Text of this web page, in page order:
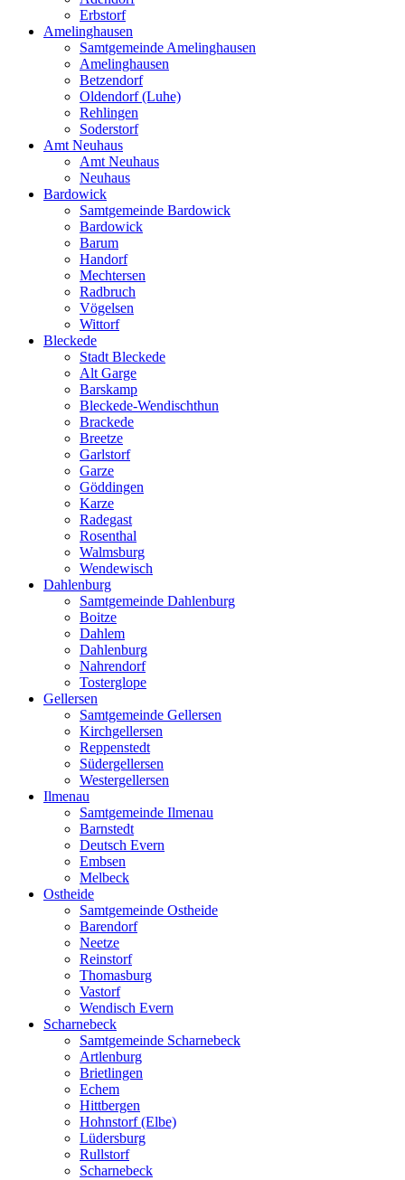
Erbstorf
Amelinghausen
Samtgemeinde Amelinghausen
Amelinghausen
Betzendorf
Oldendorf (Luhe)
Rehlingen
Soderstorf
Amt Neuhaus
Amt Neuhaus
Neuhaus
Bardowick
Samtgemeinde Bardowick
Bardowick
Barum
Handorf
Mechtersen
Radbruch
Vögelsen
Wittorf
Bleckede
Stadt Bleckede
Alt Garge
Barskamp
Bleckede-Wendischthun
Brackede
Breetze
Garlstorf
Garze
Göddingen
Karze
Radegast
Rosenthal
Walmsburg
Wendewisch
Dahlenburg
Samtgemeinde Dahlenburg
Boitze
Dahlem
Dahlenburg
Nahrendorf
Tosterglope
Gellersen
Samtgemeinde Gellersen
Kirchgellersen
Reppenstedt
Südergellersen
Westergellersen
Ilmenau
Samtgemeinde Ilmenau
Barnstedt
Deutsch Evern
Embsen
Melbeck
Ostheide
Samtgemeinde Ostheide
Barendorf
Neetze
Reinstorf
Thomasburg
Vastorf
Wendisch Evern
Scharnebeck
Samtgemeinde Scharnebeck
Artlenburg
Brietlingen
Echem
Hittbergen
Hohnstorf (Elbe)
Lüdersburg
Rullstorf
Scharnebeck